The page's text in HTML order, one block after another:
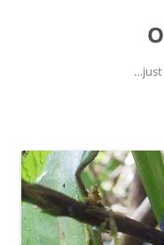
…just